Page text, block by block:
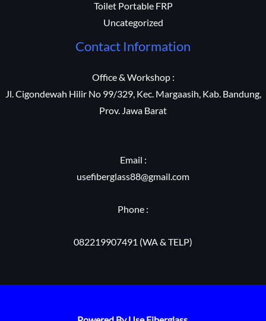
Toilet Portable FRP
Uncategorized
Contact Information
Office & Workshop :
Jl. Cigondewah Hilir No 99/329, Kec. Margaasih, Kab. Bandung,
Prov. Jawa Barat
Email :
usefiberglass88@gmail.com
Phone :
082219907491 (WA & TELP)